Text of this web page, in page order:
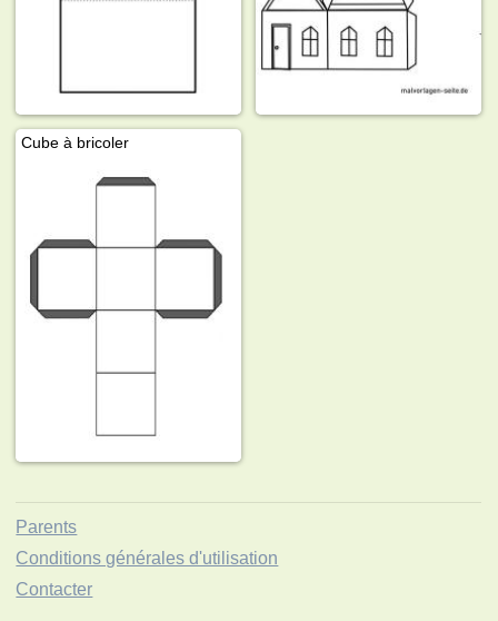
Cube à bricoler
Parents
Conditions générales d'utilisation
Contacter